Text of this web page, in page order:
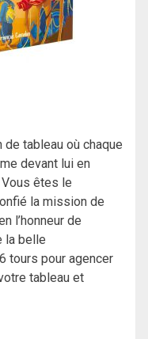
tableau où chaque
devant lui en
êtes le
la mission de
l’honneur de
la belle
tours pour agencer
tableau et